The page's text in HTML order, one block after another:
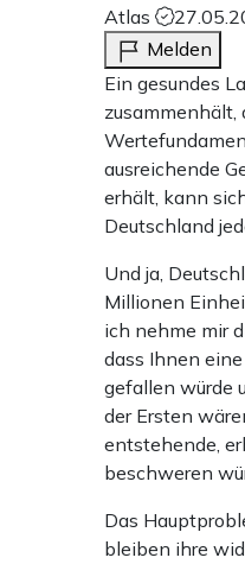
Atlas
Melden
Ein gesundes
zusammenhält,
ausreichende
erhält, kann
Deutschland
Und ja,
Millionen
ich nehme mir
dass Ihnen
gefallen würde
der Ersten
entstehende,
beschweren
Das
bleiben ihre